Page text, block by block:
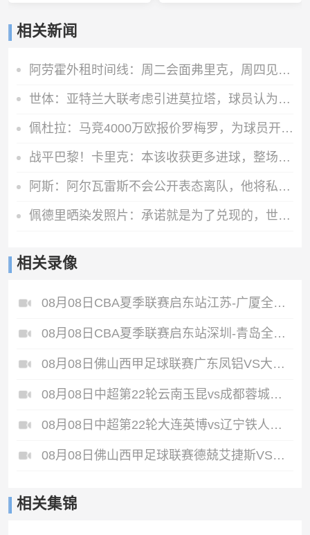
相关新闻
阿劳霍外租时间线：周二会面弗里克，周四见利物浦，周五晚间敲定
世体：亚特兰大联考虑引进莫拉塔，球员认为自己还能留在顶级联赛
佩杜拉：马竞4000万欧报价罗梅罗，为球员开出超600万欧年薪
战平巴黎！卡里克：本该收获更多进球，整场闪光点很多，我很欣慰
阿斯：阿尔瓦雷斯不会公开表态离队，他将私下与西蒙尼和马竞沟通
佩德里晒染发照片：承诺就是为了兑现的，世界杯冠军=金发佩德里
相关录像
08月08日CBA夏季联赛启东站江苏-广厦全场录像
08月08日CBA夏季联赛启东站深圳-青岛全场录像
08月08日佛山西甲足球联赛广东凤铝VS大塘控股全场录像
08月08日中超第22轮云南玉昆vs成都蓉城全场录像
08月08日中超第22轮大连英博vs辽宁铁人全场录像
08月08日佛山西甲足球联赛德兢艾捷斯VS白坭兴龙全场录像
相关集锦